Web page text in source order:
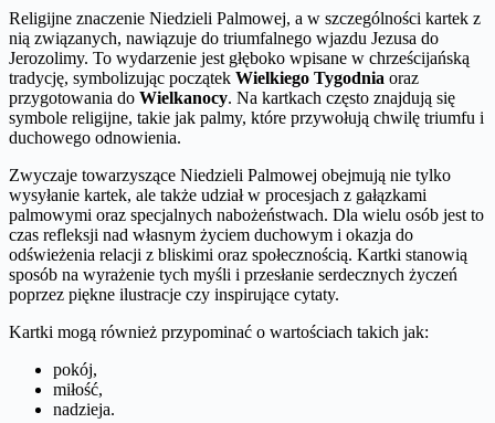
Religijne znaczenie Niedzieli Palmowej, a w szczególności kartek z
nią związanych, nawiązuje do triumfalnego wjazdu Jezusa do
Jerozolimy. To wydarzenie jest głęboko wpisane w chrześcijańską
tradycję, symbolizując początek Wielkiego Tygodnia oraz
przygotowania do Wielkanocy. Na kartkach często znajdują się
symbole religijne, takie jak palmy, które przywołują chwilę triumfu i
duchowego odnowienia.
Zwyczaje towarzyszące Niedzieli Palmowej obejmują nie tylko
wysyłanie kartek, ale także udział w procesjach z gałązkami
palmowymi oraz specjalnych nabożeństwach. Dla wielu osób jest to
czas refleksji nad własnym życiem duchowym i okazja do
odświeżenia relacji z bliskimi oraz społecznością. Kartki stanowią
sposób na wyrażenie tych myśli i przesłanie serdecznych życzeń
poprzez piękne ilustracje czy inspirujące cytaty.
Kartki mogą również przypominać o wartościach takich jak:
pokój,
miłość,
nadzieja.